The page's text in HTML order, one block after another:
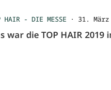
HAIR - DIE MESSE · 31. März
war die TOP HAIR 2019